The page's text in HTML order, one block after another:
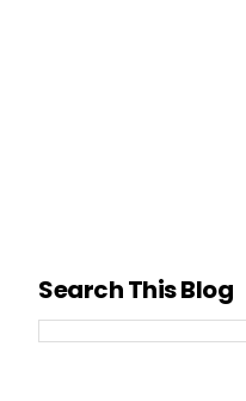
Search This Blog